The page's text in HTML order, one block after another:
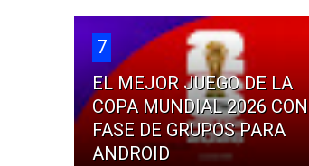
7
EL MEJOR JUEGO DE LA
COPA MUNDIAL 2026 CON
FASE DE GRUPOS PARA
ANDROID